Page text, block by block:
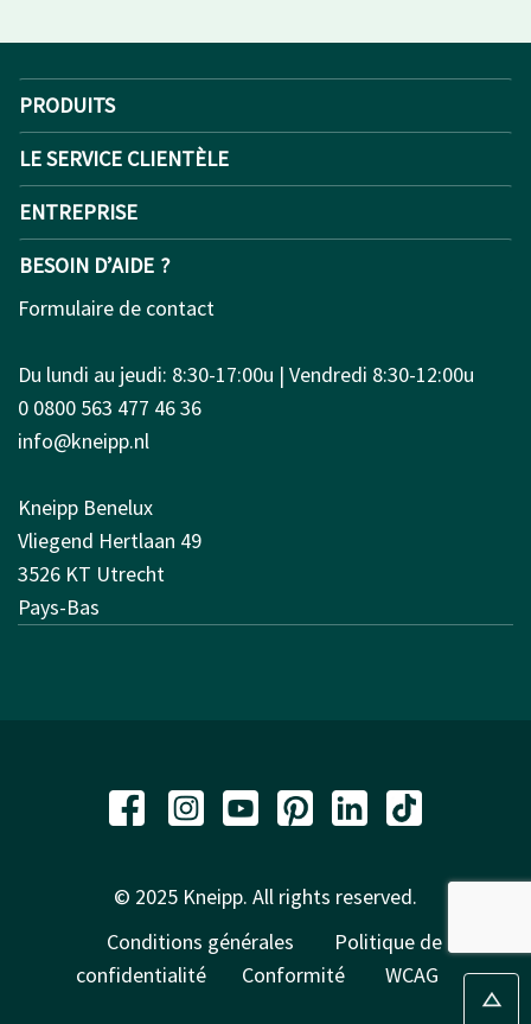
PRODUITS
LE SERVICE CLIENTÈLE
ENTREPRISE
BESOIN D’AIDE ?
Formulaire de contact
Du lundi au jeudi: 8:30-17:00u | Vendredi 8:30-12:00u
0 0800 563 477 46 36
info@kneipp.nl
Kneipp Benelux
Vliegend Hertlaan 49
3526 KT Utrecht
Pays-Bas
© 2025 Kneipp. All rights reserved.
Conditions générales
Politique de
confidentialité
Conformité WCAG